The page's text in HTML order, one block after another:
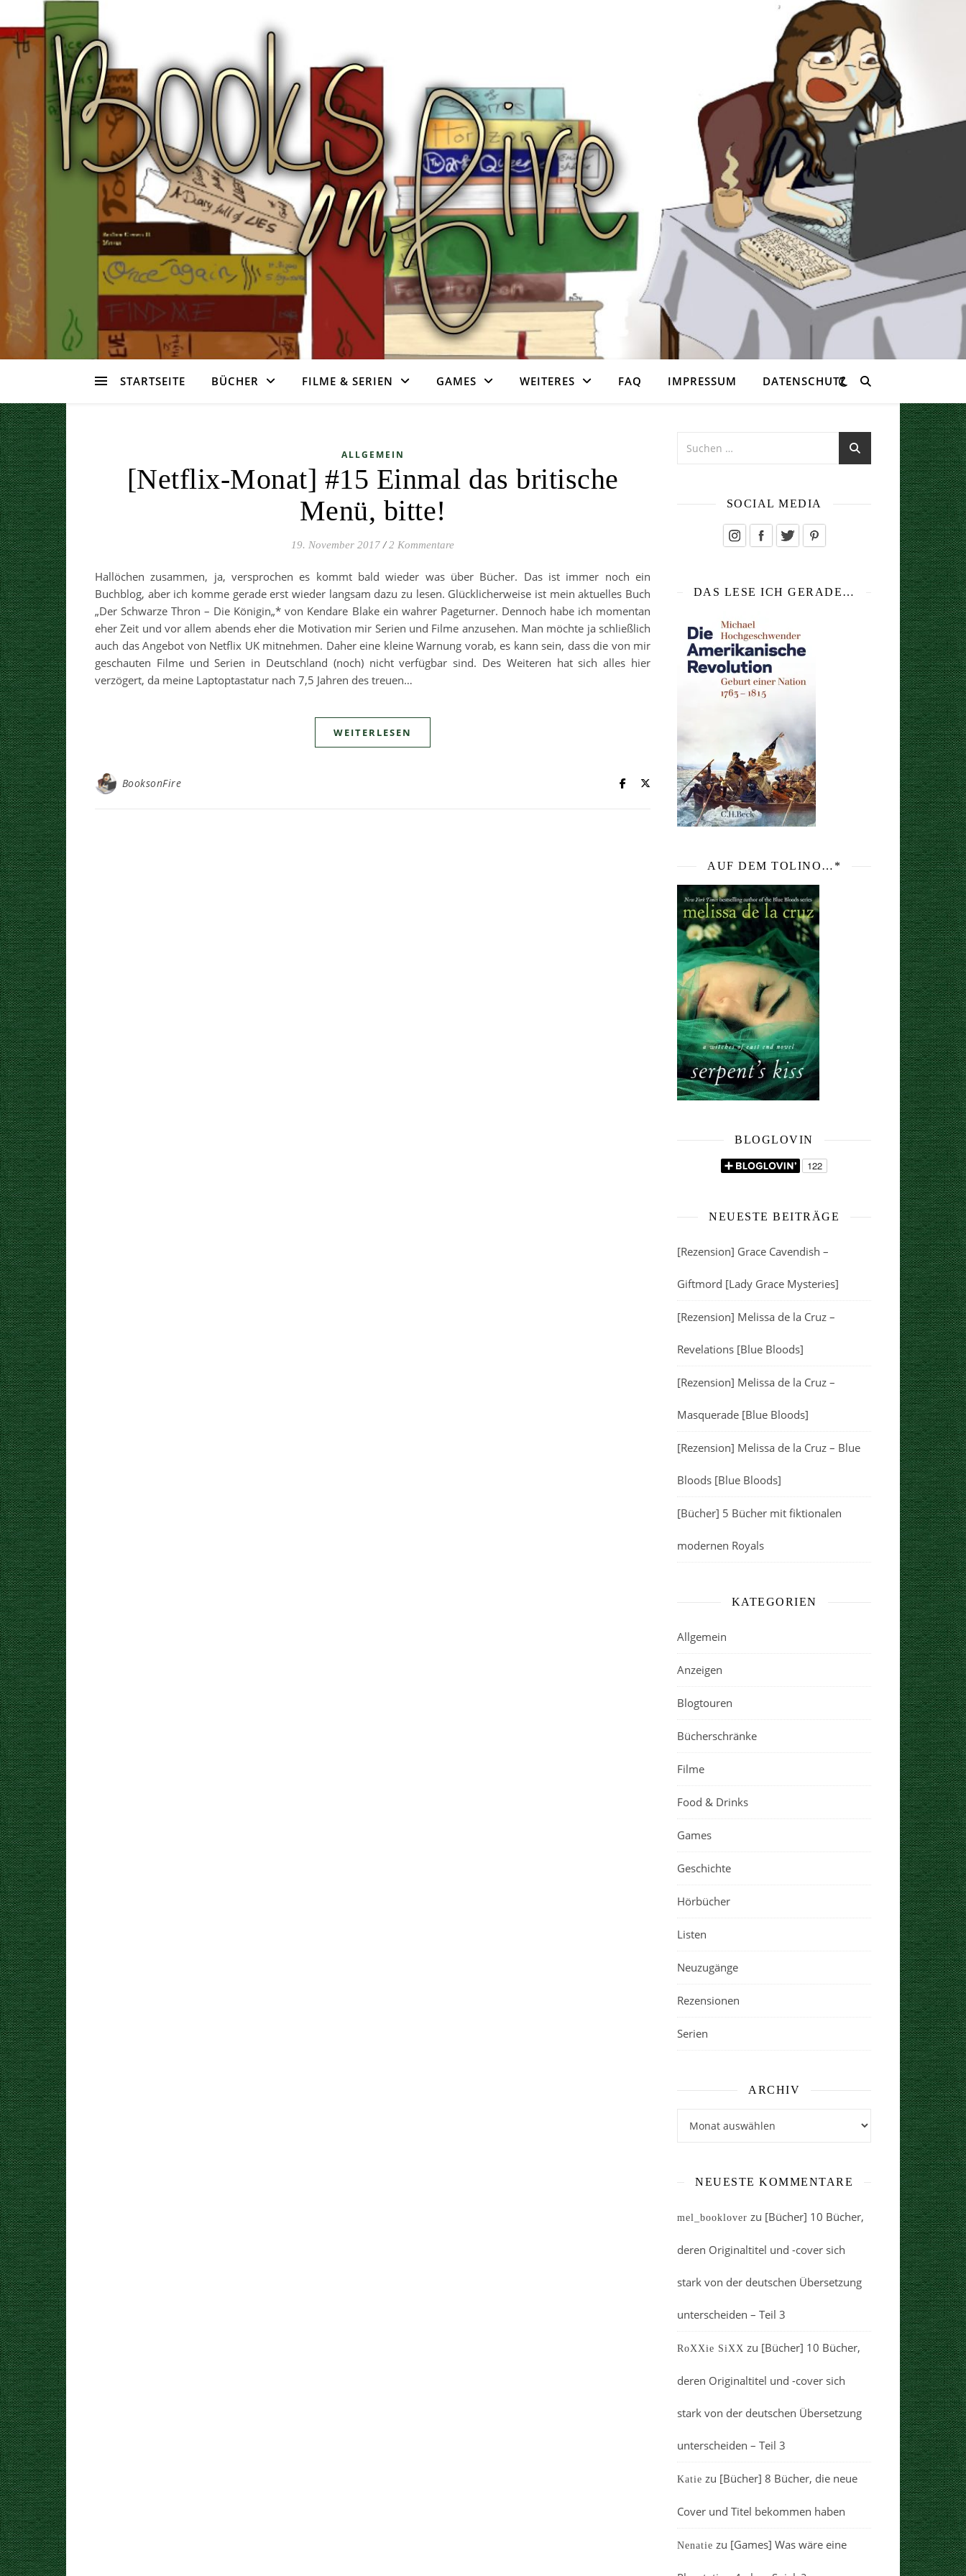
STARTSEITE BÜCHER FILME & SERIEN GAMES WEITERES FAQ IMPRESSUM DATENSCHUTZ
ALLGEMEIN
[Netflix-Monat] #15 Einmal das britische
Menü, bitte!
19. November 2017 / 2 Kommentare
Hallöchen zusammen, ja, versprochen es kommt bald wieder was über Bücher. Das ist immer noch ein
Buchblog, aber ich komme gerade erst wieder langsam dazu zu lesen. Glücklicherweise ist mein aktuelles Buch
„Der Schwarze Thron – Die Königin„* von Kendare Blake ein wahrer Pageturner. Dennoch habe ich momentan
eher Zeit und vor allem abends eher die Motivation mir Serien und Filme anzusehen. Man möchte ja schließlich
auch das Angebot von Netflix UK mitnehmen. Daher eine kleine Warnung vorab, es kann sein, dass die von mir
geschauten Filme und Serien in Deutschland (noch) nicht verfügbar sind. Des Weiteren hat sich alles hier
verzögert, da meine Laptoptastatur nach 7,5 Jahren des treuen…
WEITERLESEN
BooksonFire
SOCIAL MEDIA
DAS LESE ICH GERADE…
AUF DEM TOLINO…*
BLOGLOVIN
NEUESTE BEITRÄGE
[Rezension] Grace Cavendish –
Giftmord [Lady Grace Mysteries]
[Rezension] Melissa de la Cruz –
Revelations [Blue Bloods]
[Rezension] Melissa de la Cruz –
Masquerade [Blue Bloods]
[Rezension] Melissa de la Cruz – Blue
Bloods [Blue Bloods]
[Bücher] 5 Bücher mit fiktionalen
modernen Royals
KATEGORIEN
Allgemein
Anzeigen
Blogtouren
Bücherschränke
Filme
Food & Drinks
Games
Geschichte
Hörbücher
Listen
Neuzugänge
Rezensionen
Serien
ARCHIV
NEUESTE KOMMENTARE
mel_booklover zu [Bücher] 10 Bücher,
deren Originaltitel und -cover sich
stark von der deutschen Übersetzung
unterscheiden – Teil 3
RoXXie SiXX zu [Bücher] 10 Bücher,
deren Originaltitel und -cover sich
stark von der deutschen Übersetzung
unterscheiden – Teil 3
Katie zu [Bücher] 8 Bücher, die neue
Cover und Titel bekommen haben
Nenatie zu [Games] Was wäre eine